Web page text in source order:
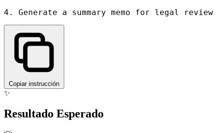
Copiar instrucción
✨
Resultado Esperado